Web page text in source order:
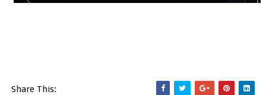
Share This: